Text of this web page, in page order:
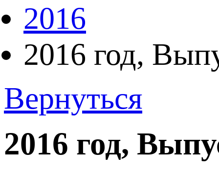
2016
2016 год,
Вернуться
2016 год,